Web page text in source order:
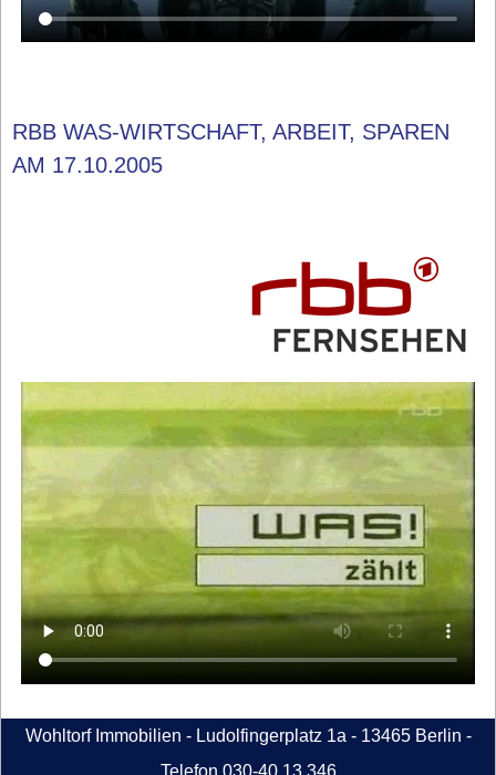
RBB WAS-WIRTSCHAFT, ARBEIT, SPAREN
AM 17.10.2005
Wohltorf Immobilien - Ludolfingerplatz 1a - 13465 Berlin -